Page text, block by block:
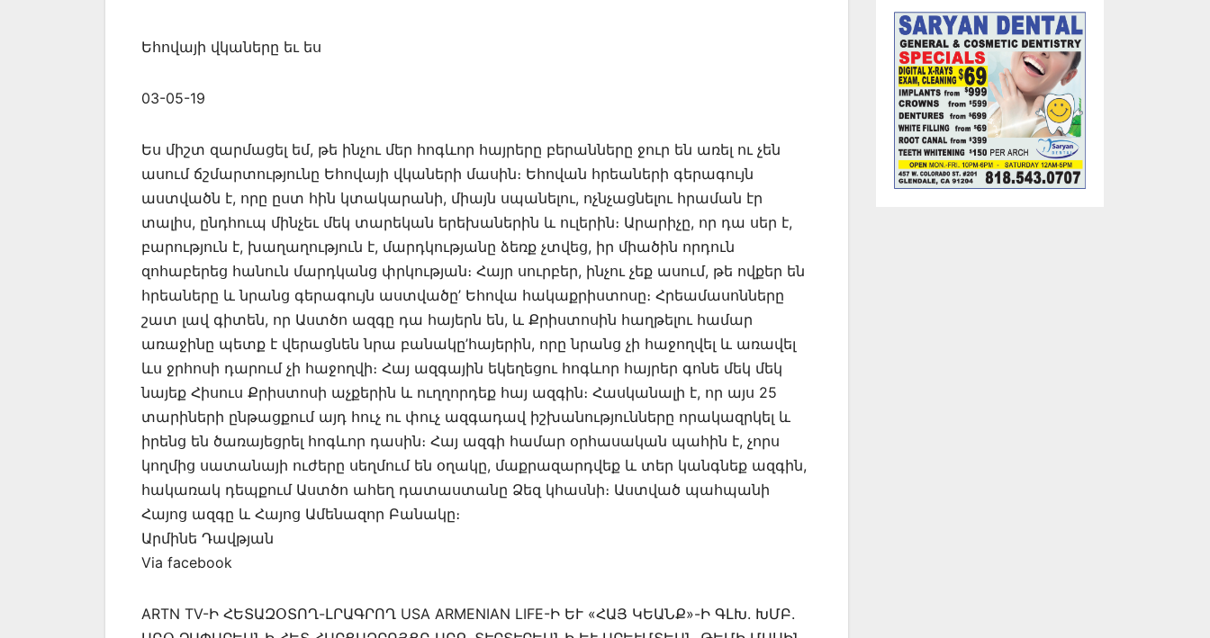
Եհովայի վկաները եւ ես
03-05-19
Ես միշտ զարմացել եմ, թե ինչու մեր հոգևոր հայրերը բերանները ջուր են առել ու չեն
ասում ճշմարտությունը Եհովայի վկաների մասին։ Եհովան հրեաների գերագույն
աստվածն է, որը ըստ հին կտակարանի, միայն սպանելու, ոչնչացնելու հրաման էր
տալիս, ընդհուպ մինչեւ մեկ տարեկան երեխաներին և ուլերին։ Արարիչը, որ դա սեր է,
բարություն է, խաղաղություն է, մարդկությանը ձեռք չտվեց, իր միածին որդուն
զոհաբերեց հանուն մարդկանց փրկության։ Հայր սուրբեր, ինչու չեք ասում, թե ովքեր են
հրեաները և նրանց գերագույն աստվածը’ Եհովա հակաքրիստոսը։ Հրեամասոնները
շատ լավ գիտեն, որ Աստծո ազգը դա հայերն են, և Քրիստոսին հաղթելու համար
առաջինը պետք է վերացնեն նրա բանակը’հայերին, որը նրանց չի հաջողվել և առավել
ևս ջրհոսի դարում չի հաջողվի։ Հայ ազգային եկեղեցու հոգևոր հայրեր գոնե մեկ մեկ
նայեք Հիսուս Քրիստոսի աչքերին և ուղղորդեք հայ ազգին։ Հասկանալի է, որ այս 25
տարիների ընթացքում այդ հուչ ու փուչ ազգադավ իշխանությունները որակազրկել և
իրենց են ծառայեցրել հոգևոր դասին։ Հայ ազգի համար օրհասական պահին է, չորս
կողմից սատանայի ուժերը սեղմում են օղակը, մաքրազարդվեք և տեր կանգնեք ազգին,
հակառակ դեպքում Աստծո ահեղ դատաստանը Ձեզ կհասնի։ Աստված պահպանի
Հայոց ազգը և Հայոց Ամենազոր Բանակը։
Արմինե Դավթյան
Via facebook
ARTN TV-Ի ՀԵՏԱԶՕՏՈՂ-ԼՐԱԳՐՈՂ USA ARMENIAN LIFE-Ի ԵՒ «ՀԱՅ ԿԵԱՆՔ»-Ի ԳԼԽ. ԽՄԲ.